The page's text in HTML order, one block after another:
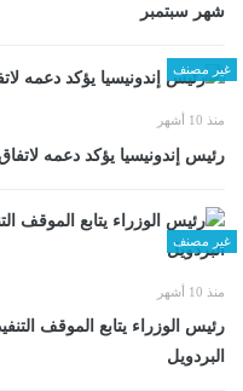
شهر سبتمبر
غير مصنف
منذ 10 أشهر
رئيس إندونيسيا يؤكد دعمه
غير مصنف
منذ 10 أشهر
رئيس الوزراء يتابع الموقف
البردويل